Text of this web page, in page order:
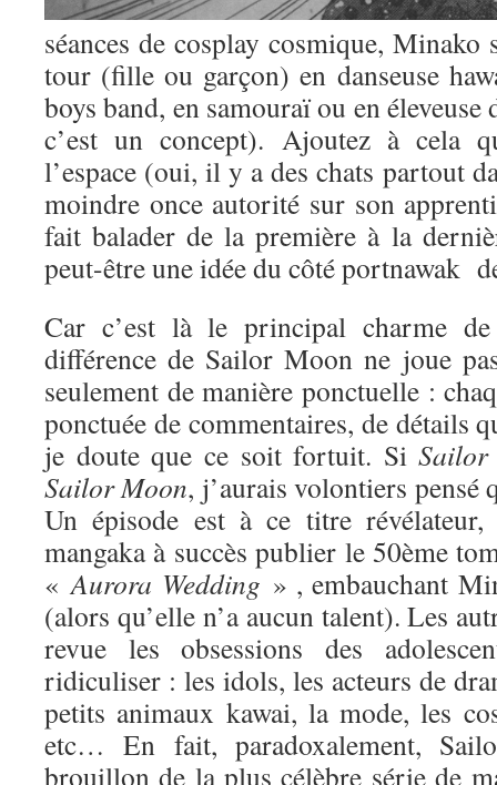
séances de cosplay cosmique,
tour (fille ou garçon) en danseuse
boys band, en samouraï ou en éleveuse
c’est un concept). Ajoutez à cela
l’espace (oui, il y a des chats partout
moindre once autorité sur son
fait balader de la première à la
peut-être une idée du côté portnawak
Car c’est là le principal charme
différence de Sailor Moon ne joue
seulement de manière ponctuelle :
ponctuée de commentaires, de détails
je doute que ce soit fortuit. Si
Sailor Moon, j’aurais volontiers pensé
Un épisode est à ce titre
mangaka à succès publier le 50ème
«Aurora Wedding » , embauchant
(alors qu’elle n’a aucun talent). Les
revue les obsessions des
ridiculiser : les idols, les acteurs de
petits animaux kawai, la mode, les
etc… En fait, paradoxalement,
brouillon de la plus célèbre série de